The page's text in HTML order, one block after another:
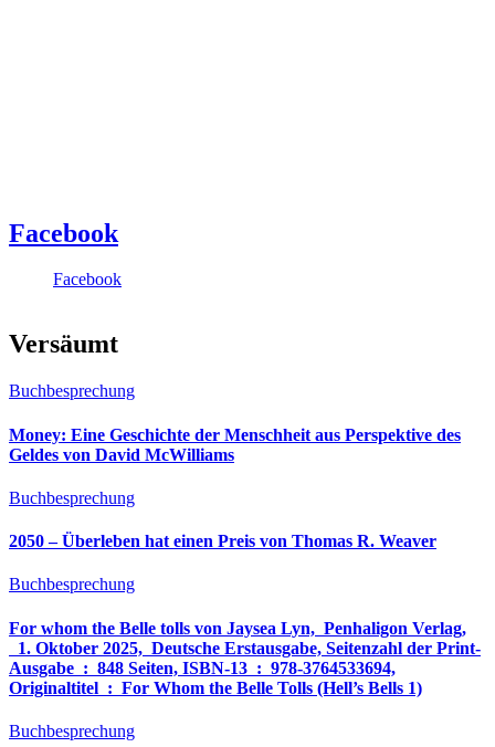
Facebook
Facebook
Versäumt
Buchbesprechung
Money: Eine Geschichte der Menschheit aus Perspektive des
Geldes von David McWilliams
Buchbesprechung
2050 – Überleben hat einen Preis von Thomas R. Weaver
Buchbesprechung
For whom the Belle tolls von Jaysea Lyn, ‎ Penhaligon Verlag,
‎ 1. Oktober 2025, ‎ Deutsche Erstausgabe, Seitenzahl der Print-
Ausgabe ‏ : ‎ 848 Seiten, ISBN-13 ‏ : ‎ 978-3764533694,
Originaltitel ‏ : ‎ For Whom the Belle Tolls (Hell’s Bells 1)
Buchbesprechung